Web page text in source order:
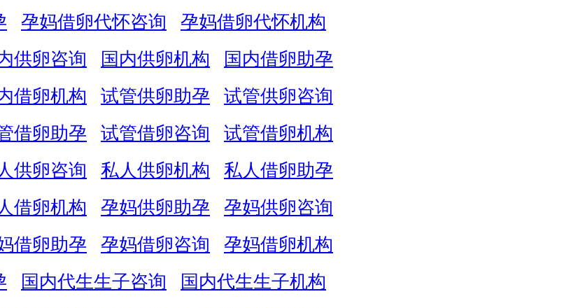
孕妈借卵代怀咨询
孕妈借卵代怀机构
供卵咨询 国内供卵机构
国内借卵助孕
借卵机构 试管供卵助孕
试管供卵咨询
借卵助孕 试管借卵咨询
试管借卵机构
供卵咨询 私人供卵机构
私人借卵助孕
借卵机构 孕妈供卵助孕
孕妈供卵咨询
借卵助孕 孕妈借卵咨询
孕妈借卵机构
国内代生生子咨询
国内代生生子机构